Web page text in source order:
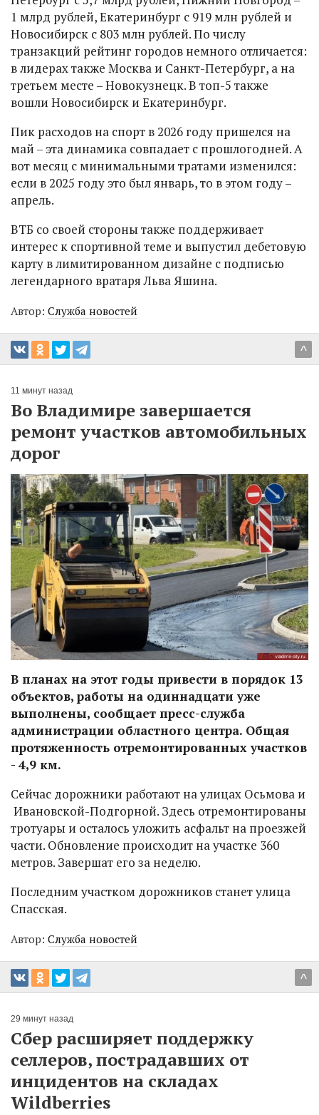
1 млрд рублей, Екатеринбург с 919 млн рублей и
Новосибирск с 803 млн рублей. По числу
транзакций рейтинг городов немного отличается:
в лидерах также Москва и Санкт-Петербург, а на
третьем месте – Новокузнецк. В топ-5 также
вошли Новосибирск и Екатеринбург.
Пик расходов на спорт в 2026 году пришелся на
май – эта динамика совпадает с прошлогодней. А
вот месяц с минимальными тратами изменился:
если в 2025 году это был январь, то в этом году –
апрель.
ВТБ со своей стороны также поддерживает
интерес к спортивной теме и выпустил дебетовую
карту в лимитированном дизайне с подписью
легендарного вратаря Льва Яшина.
Автор: Служба новостей
^
11 минут назад
Во Владимире завершается
ремонт участков автомобильных
дорог
В планах на этот годы привести в порядок 13
объектов, работы на одиннадцати уже
выполнены, сообщает пресс-служба
администрации областного центра. Общая
протяженность отремонтированных участков
- 4,9 км.
Сейчас дорожники работают на улицах Осьмова и
Ивановской-Подгорной. Здесь отремонтированы
тротуары и осталось уложить асфальт на проезжей
части. Обновление происходит на участке 360
метров. Завершат его за неделю.
Последним участком дорожников станет улица
Спасская.
Автор: Служба новостей
^
29 минут назад
Сбер расширяет поддержку
селлеров, пострадавших от
инцидентов на складах
Wildberries